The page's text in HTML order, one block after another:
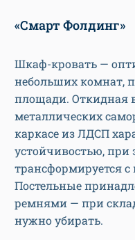
«Смарт Фолдинг»
Шкаф-кровать —
небольших комнат,
площади. Откидная
металлических
каркасе из ЛДСП
устойчивостью, при
трансформируется
Постельные
ремнями — при
нужно убирать.